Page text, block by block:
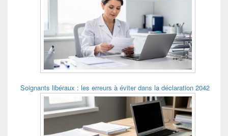
Soignants libéraux : les erreurs à éviter dans la déclaration 2042